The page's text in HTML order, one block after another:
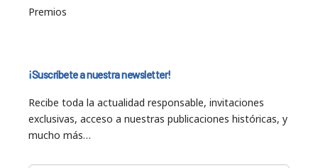
Premios
¡Suscríbete a nuestra newsletter!
Recibe toda la actualidad responsable, invitaciones
exclusivas, acceso a nuestras publicaciones históricas, y
mucho más…